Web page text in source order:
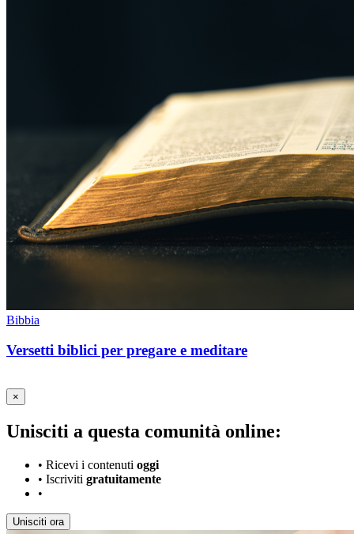
Bibbia
Versetti biblici per pregare e meditare
×
Unisciti a questa comunità online:
• Ricevi i contenuti oggi
• Iscriviti gratuitamente
•
Unisciti ora